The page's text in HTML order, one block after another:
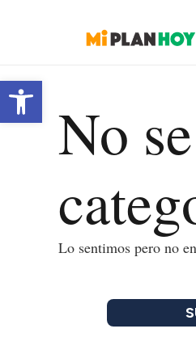
Abrir barra de herramientas
No
Lo sentimos pero no